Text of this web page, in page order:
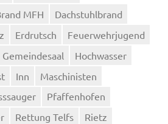
MFH
Dachstuhlbrand
Erdrutsch
Feuerwehrjugend
Gemeindesaal
Hochwasser
Inn
Maschinisten
Pfaffenhofen
Rettung Telfs
Rietz